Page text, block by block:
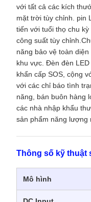
với tất cả các kích
mặt trời tùy chỉnh. pin
tiến với tuổi thọ chu
công suất tùy
năng bảo vệ toàn
khu vực. Đèn đèn
khẩn cấp SOS, cộng
với các chỉ báo tình
năng, bán buôn hàng
các nhà nhập khẩu
sản phẩm năng lượng
Thông số kỹ thuật
Mô hình